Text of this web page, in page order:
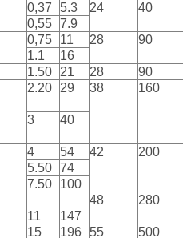
0,37 5.3 24
40
0,55
7.9
0,75 11 28
90
1.1
16
1.50 21 28
90
2.20 29 38 160
3 40
4 54 42
200
5.50
74
7.50
100
48
280
11
147
15 196 55 500